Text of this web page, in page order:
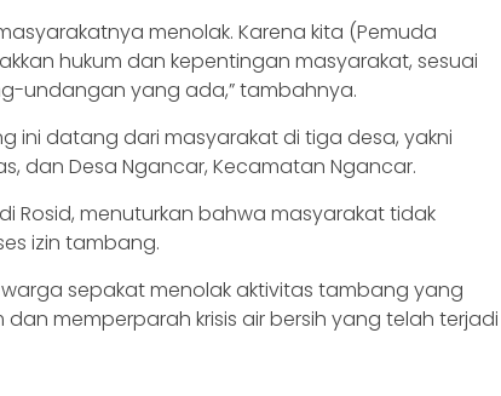
menolak. Karena kita (Pemuda
hukum dan kepentingan masyarakat, sesuai
undangan yang ada,” tambahnya.
ini datang dari masyarakat di tiga desa, yakni
dan Desa Ngancar, Kecamatan Ngancar.
Rosid, menuturkan bahwa masyarakat tidak
izin tambang.
sepakat menolak aktivitas tambang yang
memperparah krisis air bersih yang telah terjadi